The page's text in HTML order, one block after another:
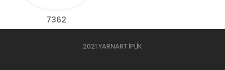
7362
2021 YARNART İPLİK